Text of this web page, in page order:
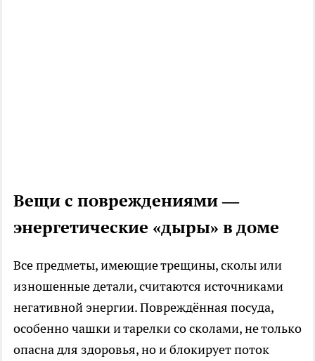
Вещи с повреждениями —
энергетические «дыры» в доме
Все предметы, имеющие трещины, сколы или
изношенные детали, считаются источниками
негативной энергии. Повреждённая посуда,
особенно чашки и тарелки со сколами, не только
опасна для здоровья, но и блокирует поток